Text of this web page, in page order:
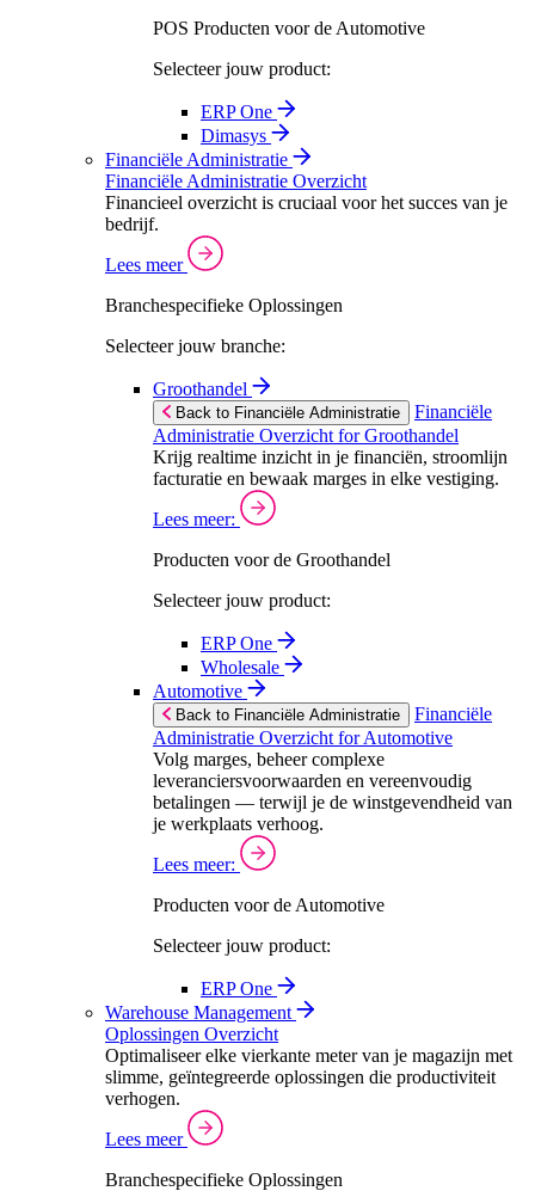
POS Producten voor de Automotive
Selecteer jouw product:
ERP One
Dimasys
Financiële Administratie
Financiële Administratie Overzicht
Financieel overzicht is cruciaal voor het succes van je
bedrijf.
Lees meer
Branchespecifieke Oplossingen
Selecteer jouw branche:
Groothandel
Back to Financiële Administratie
Financiële
Administratie Overzicht for Groothandel
Krijg realtime inzicht in je financiën, stroomlijn
facturatie en bewaak marges in elke vestiging.
Lees meer:
Producten voor de Groothandel
Selecteer jouw product:
ERP One
Wholesale
Automotive
Back to Financiële Administratie
Financiële
Administratie Overzicht for Automotive
Volg marges, beheer complexe
leveranciersvoorwaarden en vereenvoudig
betalingen — terwijl je de winstgevendheid van
je werkplaats verhoog.
Lees meer:
Producten voor de Automotive
Selecteer jouw product:
ERP One
Warehouse Management
Oplossingen Overzicht
Optimaliseer elke vierkante meter van je magazijn met
slimme, geïntegreerde oplossingen die productiviteit
verhogen.
Lees meer
Branchespecifieke Oplossingen